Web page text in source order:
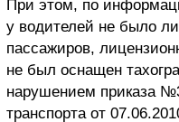
При этом, по
у водителей не было
пассажиров,
не был оснащен
нарушением приказа
транспорта от